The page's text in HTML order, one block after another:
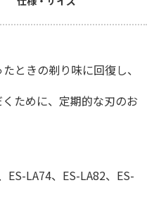
ときの剃り味に回復し、
ために、定期的な刃のお
ES-LA74、ES-LA82、ES-